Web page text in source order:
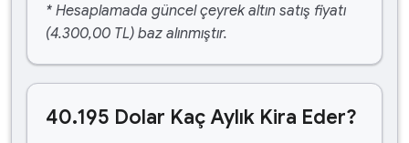
* Hesaplamada güncel çeyrek altın satış fiyatı
(4.300,00 TL) baz alınmıştır.
40.195 Dolar Kaç Aylık Kira Eder?